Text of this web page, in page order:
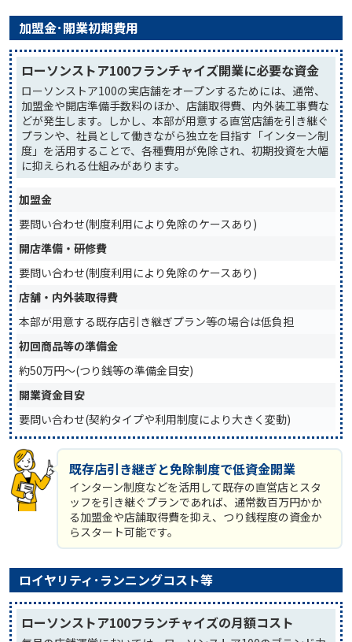
加盟金･開業初期費用
ローソンストア100フランチャイズ開業に必要な資金
ローソンストア100の実店舗をオープンするためには、通常、
加盟金や開店準備手数料のほか、店舗取得費、内外装工事費な
どが発生します。しかし、本部が用意する直営店舗を引き継ぐ
プランや、社員として働きながら独立を目指す「インターン制
度」を活用することで、各種費用が免除され、初期投資を大幅
に抑えられる仕組みがあります。
加盟金
要問い合わせ(制度利用により免除のケースあり)
開店準備・研修費
要問い合わせ(制度利用により免除のケースあり)
店舗・内外装取得費
本部が用意する既存店引き継ぎプラン等の場合は低負担
初回商品等の準備金
約50万円〜(つり銭等の準備金目安)
開業資金目安
要問い合わせ(契約タイプや利用制度により大きく変動)
既存店引き継ぎと免除制度で低資金開業
インターン制度などを活用して既存の直営店とスタ
ッフを引き継ぐプランであれば、通常数百万円かか
る加盟金や店舗取得費を抑え、つり銭程度の資金か
らスタート可能です。
ロイヤリティ･ランニングコスト等
ローソンストア100フランチャイズの月額コスト